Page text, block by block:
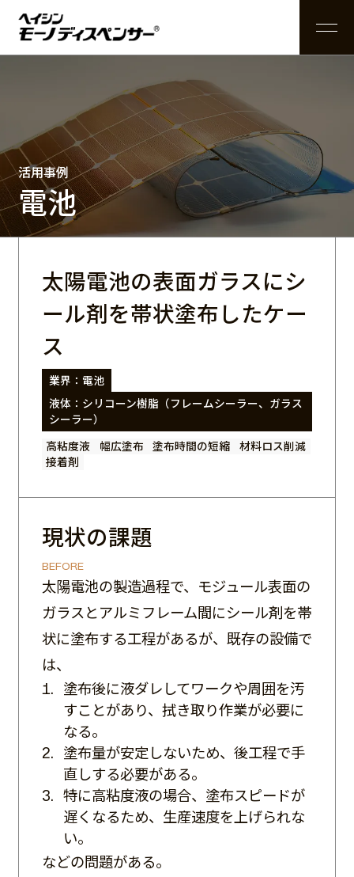
モーノディスペ
ンサーとは
特長とメ
リット
構造と
原理
兵神装備のも
のづくり
例
業界から探
す
液体から探
す
条件から探
す
情報
ディスペ
ンサー
システ
ム製品 装置
コントロ
ーラー
サリー
お知らせ
メールでのお問い合わせ
電話でのお問い合わせ
公式YouTubeチャンネル
企業サイト
検索
LANGUAGE
お問い合わせ
お問い合わせ
請求
活用事例
電池
太陽電池の表面ガラスにシ
ール剤を帯状塗布したケー
ス
業界：電池
液体：シリコーン樹脂（フレームシーラー、ガラス
シーラー）
高粘度液 幅広塗布 塗布時間の短縮
材料ロス削減
接着剤
現状の課題
BEFORE
太陽電池の製造過程で、モジュール表面の
ガラスとアルミフレーム間にシール剤を帯
状に塗布する工程があるが、既存の設備で
は、
塗布後に液ダレしてワークや周囲を汚
すことがあり、拭き取り作業が必要に
なる。
塗布量が安定しないため、後工程で手
直しする必要がある。
特に高粘度液の場合、塗布スピードが
遅くなるため、生産速度を上げられな
い。
などの問題がある。